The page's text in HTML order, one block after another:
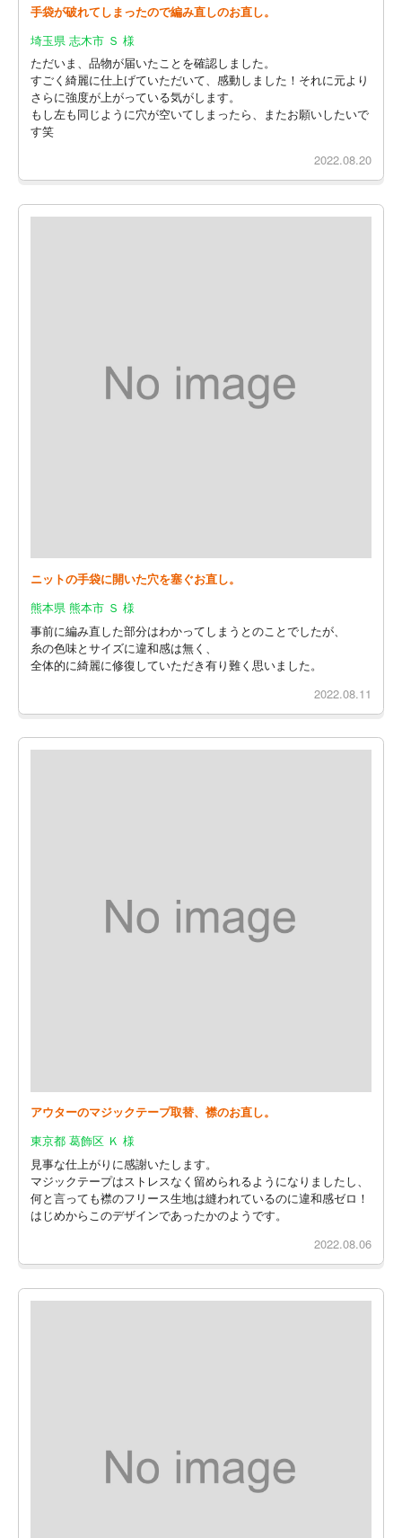
手袋が破れてしまったので編み直しのお直し。
埼玉県 志木市 Ｓ 様
ただいま、品物が届いたことを確認しました。
すごく綺麗に仕上げていただいて、感動しました！それに元より
さらに強度が上がっている気がします。
もし左も同じように穴が空いてしまったら、またお願いしたいで
す笑
2022.08.20
ニットの手袋に開いた穴を塞ぐお直し。
熊本県 熊本市 Ｓ 様
事前に編み直した部分はわかってしまうとのことでしたが、
糸の色味とサイズに違和感は無く、
全体的に綺麗に修復していただき有り難く思いました。
2022.08.11
アウターのマジックテープ取替、襟のお直し。
東京都 葛飾区 Ｋ 様
見事な仕上がりに感謝いたします。
マジックテープはストレスなく留められるようになりましたし、
何と言っても襟のフリース生地は縫われているのに違和感ゼロ！
はじめからこのデザインであったかのようです。
2022.08.06